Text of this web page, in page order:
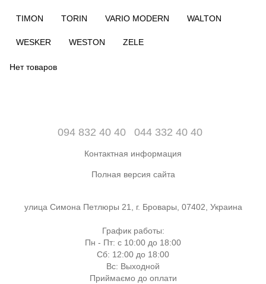
TIMON TORIN VARIO MODERN WALTON
WESKER WESTON ZELE
Нет товаров
094 832 40 40 044 332 40 40
Контактная информация
Полная версия сайта
улица Симона Петлюры 21, г. Бровары, 07402, Украина
График работы:
Пн - Пт: с 10:00 до 18:00
Сб: 12:00 до 18:00
Вс: Выходной
Приймаємо до оплати